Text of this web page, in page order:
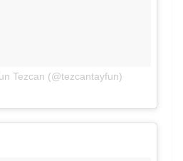
Tezcan (@tezcantayfun)